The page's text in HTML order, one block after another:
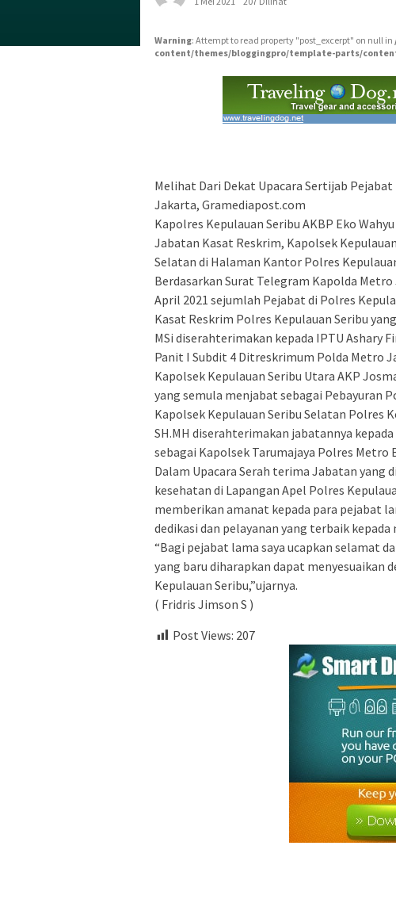
Warning: Attempt to read property "post_excerpt" on null in
content/themes/bloggingpro/template-parts/
Melihat Dari Dekat Upacara Sertijab Pejabat
Jakarta, Gramediapost.com
Kapolres Kepulauan Seribu AKBP Eko
Jabatan Kasat Reskrim, Kapolsek
Selatan di Halaman Kantor Polres
Berdasarkan Surat Telegram Kapolda
April 2021 sejumlah Pejabat di Polres
Kasat Reskrim Polres Kepulauan Seribu
MSi diserahterimakan kepada IPTU Ashary
Panit I Subdit 4 Ditreskrimum Polda Metro
Kapolsek Kepulauan Seribu Utara AKP
yang semula menjabat sebagai Pebayuran
Kapolsek Kepulauan Seribu Selatan Polres
SH.MH diserahterimakan jabatannya
sebagai Kapolsek Tarumajaya Polres Metro
Dalam Upacara Serah terima Jabatan
kesehatan di Lapangan Apel Polres
memberikan amanat kepada para pejabat
dedikasi dan pelayanan yang terbaik kepada
“Bagi pejabat lama saya ucapkan selamat
yang baru diharapkan dapat menyesuaikan
Kepulauan Seribu,”ujarnya.
( Fridris Jimson S )
Post Views: 207